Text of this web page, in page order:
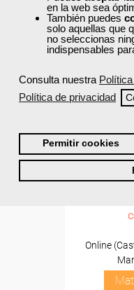
en la web sea
También puedes
solo aquellas que
no seleccionas
indispensables
Consulta nuestra
Política de privacidad
Permitir cookies
Online